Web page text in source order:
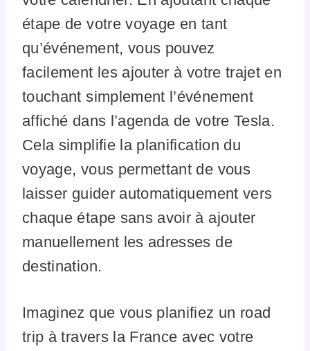
étape de votre voyage en tant
qu’événement, vous pouvez
facilement les ajouter à votre trajet en
touchant simplement l’événement
affiché dans l’agenda de votre Tesla.
Cela simplifie la planification du
voyage, vous permettant de vous
laisser guider automatiquement vers
chaque étape sans avoir à ajouter
manuellement les adresses de
destination.
Imaginez que vous planifiez un road
trip à travers la France avec votre